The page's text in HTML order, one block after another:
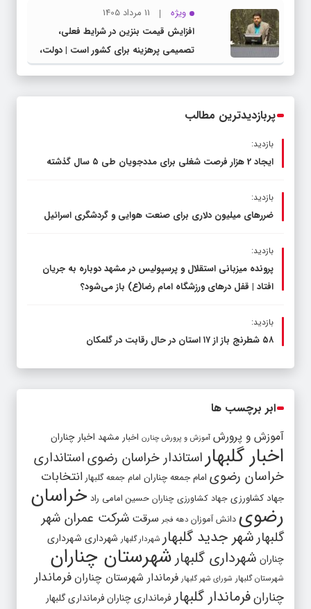
ویژه
11 مرداد 1405
افزایش قیمت بنزین در شرایط فعلی،
تصمیمی پرهزینه برای کشور است | دولت،
قاچاق سوخت و عوامل اصلی ناترازی را
پربازدیدترین مطالب
بازدید:
ایجاد 2 هزار فرصت شغلی برای مددجویان طی ۵ سال گذشته
بازدید:
ضررهای میلیون دلاری برای صنعت هوایی و گردشگری اسرائیل
بازدید:
پرونده میزبانی استقلال و پرسپولیس در مشهد دوباره به جریان
افتاد | قفل در‌های ورزشگاه امام رضا(ع) باز می‌شود؟
بازدید:
۵۸ شطرنج‌ باز از ۱۷ استان در حال رقابت در گلمکان
ابر برچسب ها
آموزش و پرورش آموزش و پرورش چنارن اخبار مشهد اخبار چناران
اخبار گلبهار استاندار خراسان رضویاستانداری
خراسان رضوی امام جمعه چناران امام جمعه گلبهار انتخابات
جهاد کشاورزی جهاد کشاورزی چناران حسین امامی راد خراسان
رضوی دانش آموزان دهه فجر سرقت شرکت عمران شهر
گلبهارشهر جدید گلبهار شهردار گلبهار شهرداری شهرداری
چناران شهرداری گلبهار شهرستان چناران
شهرستان گلبهار شورای شهر گلبهار فرماندار شهرستان چناران فرماندار
چنارانفرماندار گلبهار فرمانداری چنارانفرمانداری گلبهار